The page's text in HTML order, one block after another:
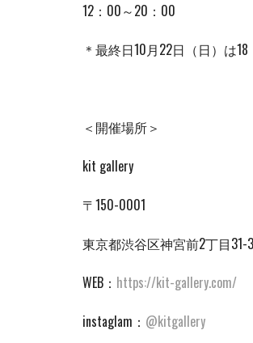
12：00～20：00
＊最終日10月22日（日）は18
＜開催場所＞
kit gallery
〒150-0001
東京都渋谷区神宮前2丁目31-
WEB： https://kit-gallery.com/
instaglam： @kitgallery